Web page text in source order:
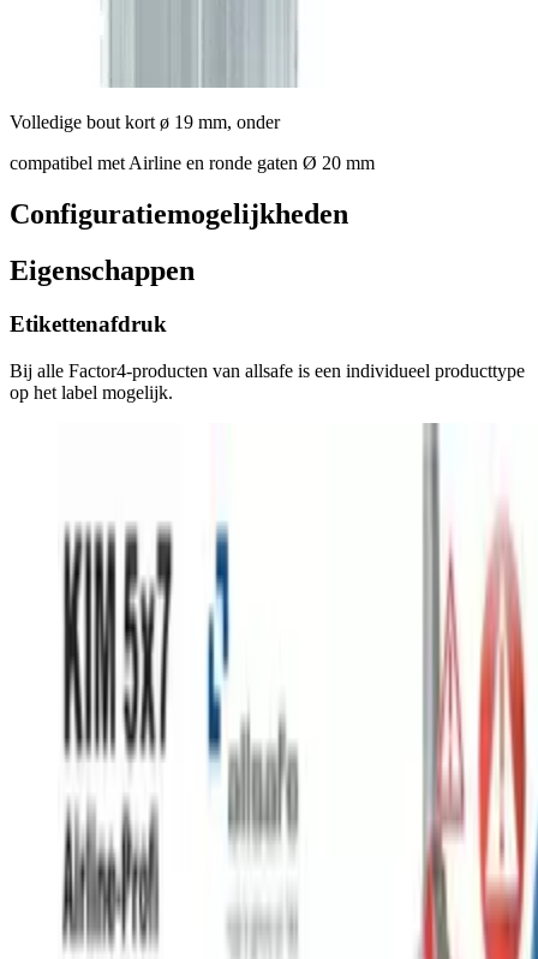
Volledige bout kort ø 19 mm, onder
compatibel met Airline en ronde gaten Ø 20 mm
Configuratiemogelijkheden
Eigenschappen
Etikettenafdruk
Bij alle Factor4-producten van allsafe is een individueel producttype
op het label mogelijk.